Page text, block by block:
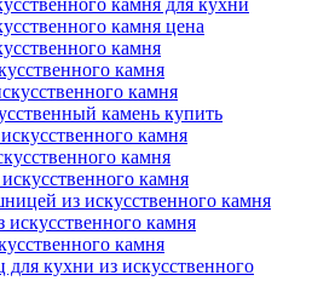
камня для кухни
камня цена
камня
камня
камня
камень купить
камня
камня
камня
из искусственного камня
камня
камня
кухни из искусственного